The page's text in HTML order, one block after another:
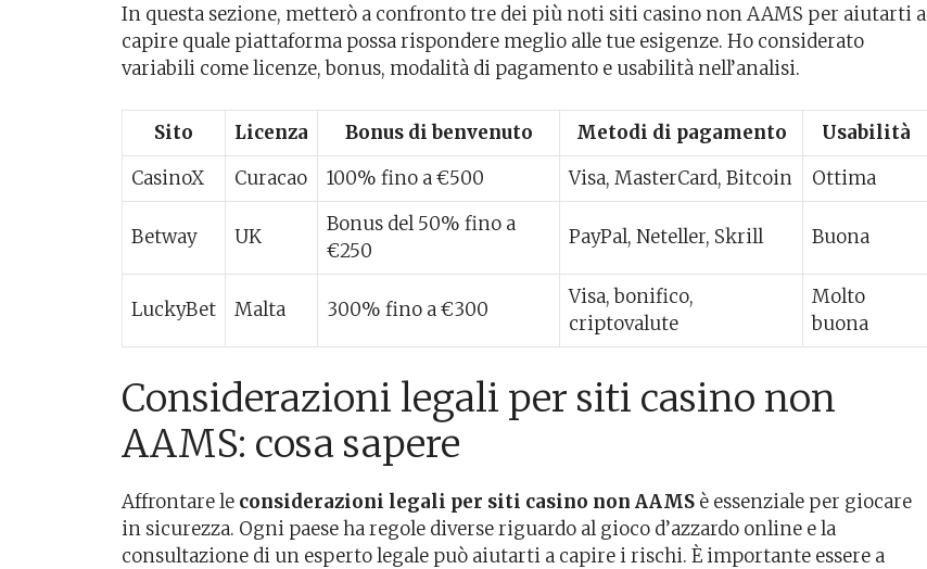
In questa sezione, metterò a confronto tre dei più noti siti casino non AAMS per aiutarti a
capire quale piattaforma possa rispondere meglio alle tue esigenze. Ho considerato
variabili come licenze, bonus, modalità di pagamento e usabilità nell’analisi.
Sito Licenza Bonus di benvenuto Metodi di pagamento
Usabilità
CasinoX
Curacao 100% fino a €500 Visa, MasterCard, Bitcoin Ottima
Betway UK
Bonus del 50% fino a
€250
PayPal, Neteller, Skrill Buona
LuckyBet Malta 300% fino a €300
Visa, bonifico,
criptovalute
Molto
buona
Considerazioni legali per siti casino non
AAMS: cosa sapere
Affrontare le considerazioni legali per siti casino non AAMS è essenziale per giocare
in sicurezza. Ogni paese ha regole diverse riguardo al gioco d’azzardo online e la
consultazione di un esperto legale può aiutarti a capire i rischi. È importante essere a